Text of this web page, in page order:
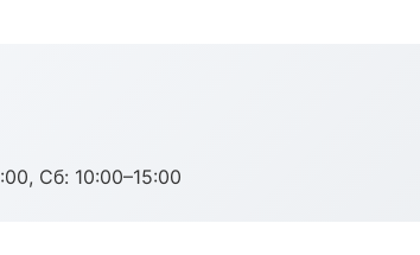
Сб: 10:00–15:00